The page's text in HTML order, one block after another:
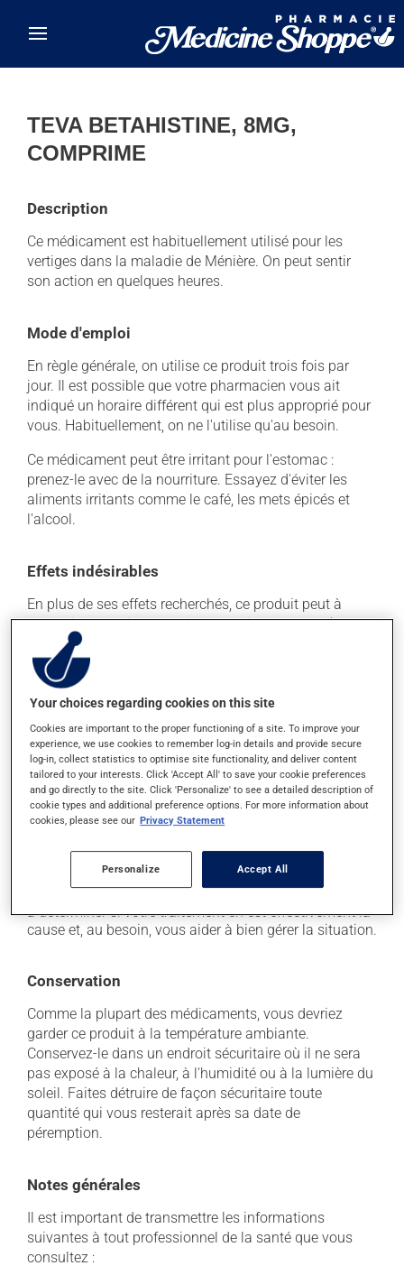
TEVA BETAHISTINE, 8MG,
COMPRIME
Description
Ce médicament est habituellement utilisé pour les
vertiges dans la maladie de Ménière. On peut sentir
son action en quelques heures.
Mode d'emploi
En règle générale, on utilise ce produit trois fois par
jour. Il est possible que votre pharmacien vous ait
indiqué un horaire différent qui est plus approprié pour
vous. Habituellement, on ne l'utilise qu'au besoin.
Ce médicament peut être irritant pour l'estomac :
prenez-le avec de la nourriture. Essayez d'éviter les
aliments irritants comme le café, les mets épicés et
l'alcool.
Effets indésirables
En plus de ses effets recherchés, ce produit peut à
l'occasion entraîner certains effets indésirables (effets
secondaires), notamment :
il peut causer des maux de tête;
il peut donner des problèmes de digestion;
il peut faire apparaître des boutons et de la rougeur
sur la peau;
il peut causer des nausées ou, rarement, des
vomissements.
Chaque personne peut réagir différemment à un
d'un problème qui vous incommode, qu'il soit
mentionné ici ou non, discutez-en avec votre
professionnel(le) de la santé. Il ou elle peut vous aider
à déterminer si votre traitement en est effectivement la
cause et, au besoin, vous aider à bien gérer la situation.
Conservation
Comme la plupart des médicaments, vous devriez
garder ce produit à la température ambiante.
Conservez-le dans un endroit sécuritaire où il ne sera
pas exposé à la chaleur, à l'humidité ou à la lumière du
soleil. Faites détruire de façon sécuritaire toute
quantité qui vous resterait après sa date de
péremption.
Notes générales
Il est important de transmettre les informations
suivantes à tout professionnel de la santé que vous
consultez :
Your choices regarding cookies on this site
Cookies are important to the proper functioning of a site. To improve your
experience, we use cookies to remember log-in details and provide secure
log-in, collect statistics to optimise site functionality, and deliver content
tailored to your interests. Click 'Accept All' to save your cookie preferences
and go directly to the site. Click 'Personalize' to see a detailed description of
cookie types and additional preference options. For more information about
cookies, please see our Privacy Statement
Personalize Accept All